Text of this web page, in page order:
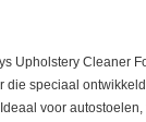
Upholstery Cleaner
die speciaal
voor